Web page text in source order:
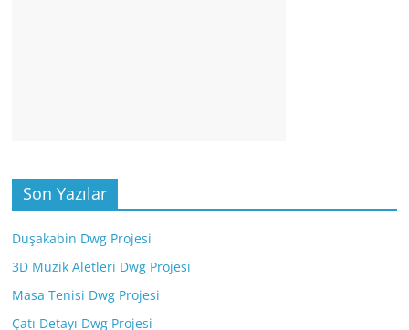
Son Yazılar
Duşakabin Dwg Projesi
3D Müzik Aletleri Dwg Projesi
Masa Tenisi Dwg Projesi
Çatı Detayı Dwg Projesi